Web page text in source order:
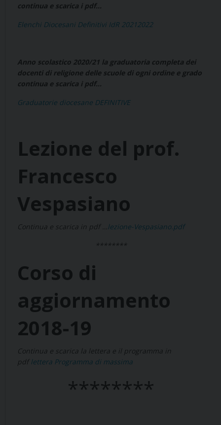
continua e scarica i pdf…
Elenchi Diocesani Definitivi IdR 20212022
Anno scolastico 2020/21 la graduatoria completa dei
docenti di religione delle scuole di ogni ordine e grado
continua e scarica i pdf…
Graduatorie diocesane DEFINITIVE
Lezione del prof.
Francesco
Vespasiano
Continua e scarica in pdf …lezione-Vespasiano.pdf
********
Corso di
aggiornamento
2018-19
Continua e scarica la lettera e il programma in
pdf lettera Programma di massima
********